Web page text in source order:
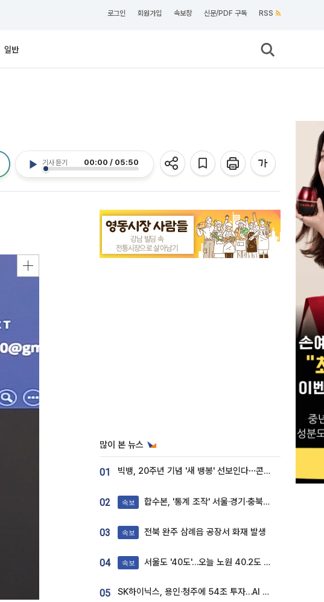
로그인 회원가입 속보창 신문/PDF 구독 RSS
일반
기사 듣기 00:00 / 05:50
많이 본 뉴스
01 빅뱅, 20주년 기념 '새 뱅봉' 선보인다⋯콘서트 앞두고 팝업 개최
02 속보 합수본, '통계 조작' 서울·경기·충북 선관위 등 추가 압수수색
03 속보 전북 완주 삼례읍 공장서 화재 발생
04 속보 서울도 '40도'…오늘 노원 40.2도 기록
05 SK하이닉스, 용인·청주에 54조 투자…AI 메모리 생산기지 키운다